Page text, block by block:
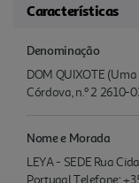
Características
Denominação
DOM QUIXOTE
Córdova, n.º 2 2610-
Nome e Morada
LEYA - SEDE Rua
Portugal Telefone: